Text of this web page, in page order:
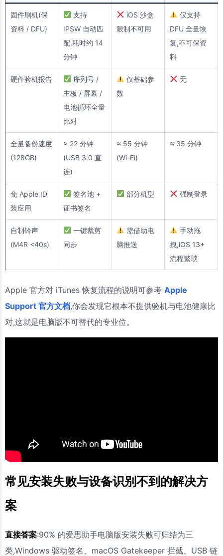
固件刷机(保
资料 / DFU)
支持
IPSW 自动匹
配,耗时约 14
分钟
iOS 沙盒
限制不可用
仅支持
DFU 全量恢
复,不可保资
料
硬件验机报告
序列号 /
主板 / 屏幕 /
电池循环全量
比对
仅基础参
数
无
全量备份速度
(128GB)
≈ 22 分钟
(USB 3.0 直
连)
≈ 55 分钟
(Wi-Fi)
≈ 35 分钟
免 Apple ID
装应用
签名池 +
证书签名
部分机型 强制登录
自制铃声
(M4R <40s)
一键裁剪
同步
需借助电
脑推送
手动拖
拽,iOS 13+
流程繁琐
Apple 官方对 iTunes 恢复流程的说明可参考 Apple
Support 官方文档,你会发现它根本不提供验机与电池健康比
对,这就是电脑版不可替代的专业位。
常见安装失败与设备识别不到的解决方
案
直接答案:90% 的爱思助手电脑版安装失败可归结为三
类,Windows 驱动签名、macOS Gatekeeper 拦截、USB 链